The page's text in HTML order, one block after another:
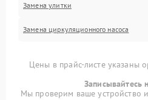
Замена улитки
Замена циркуляционного насоса
Цены в прайс-листе указаны
Записывайтесь
Мы проверим ваше устройство